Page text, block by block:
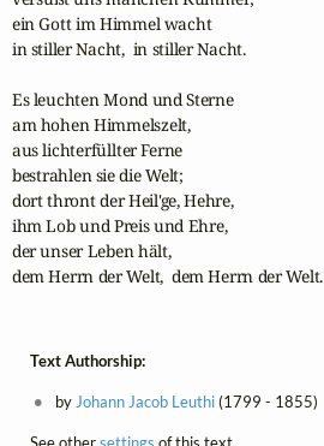
ein Gott im Himmel wacht
in stiller Nacht,  in stiller Nacht.
Es leuchten Mond und Sterne
am hohen Himmelszelt,
aus lichterfüllter Ferne
bestrahlen sie die Welt;
dort thront der Heil'ge, Hehre,
ihm Lob und Preis und Ehre,
der unser Leben hält,
dem Herrn der Welt,  dem Herrn der Welt.
Text Authorship:
by Johann Jacob Leuthi(1799 - 1855)